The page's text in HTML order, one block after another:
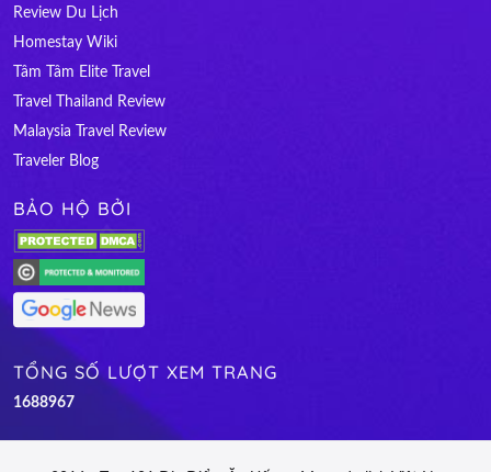
Review Du Lịch
Homestay Wiki
Tâm Tâm Elite Travel
Travel Thailand Review
Malaysia Travel Review
Traveler Blog
BẢO HỘ BỞI
TỔNG SỐ LƯỢT XEM TRANG
1688967